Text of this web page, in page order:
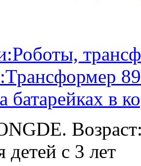
детей с 3 лет